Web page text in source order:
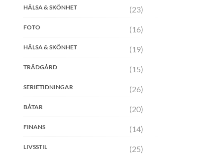
HÄLSA & SKÖNHET (23)
FOTO (16)
HÄLSA & SKÖNHET (19)
TRÄDGÅRD (15)
SERIETIDNINGAR (26)
BÅTAR (20)
FINANS (14)
LIVSSTIL (25)